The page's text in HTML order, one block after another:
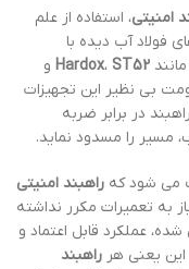
امنیتی، استفاده از علم
فولاد آب دیده با
Hardox، ST52
و
بی نظیر این تجهیزات
در برابر ضربه
را مسدود نماید.
می شود که راهبند امنیتی
به تعمیرات مکرر نداشته
عملکرد قابل اعتماد و
یعنی هر راهبند